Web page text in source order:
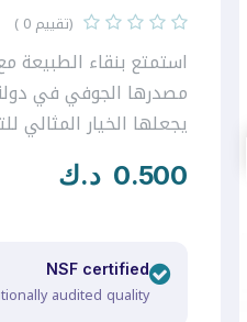
(تقييم 0 )
استمتع بنقاء الطبيعة
مصدرها الجوفي في
يجعلها الخيار المثالي
0.500 د.ك
NSF certified
audited quality